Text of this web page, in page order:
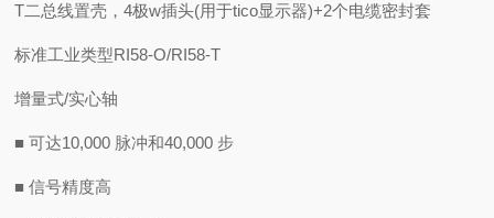
T二总线置壳，4极w插头(用于tico显示器)+2个电缆密封套
标准工业类型RI58-O/RI58-T
增量式/实心轴
■ 可达10,000 脉冲和40,000 步
■ 信号精度高